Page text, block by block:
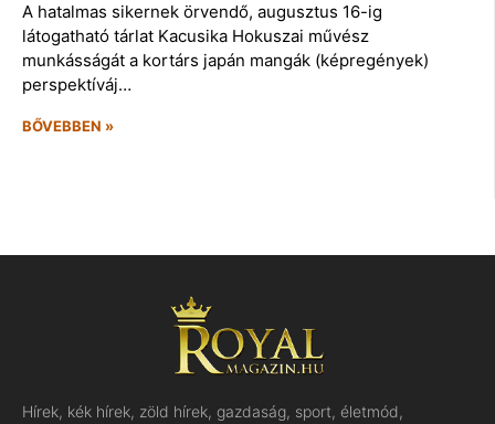
A hatalmas sikernek örvendő, augusztus 16-ig
látogatható tárlat Kacusika Hokuszai művész
munkásságát a kortárs japán mangák (képregények)
perspektíváj…
BŐVEBBEN »
Hírek, kék hírek, zöld hírek, gazdaság, sport, életmód,